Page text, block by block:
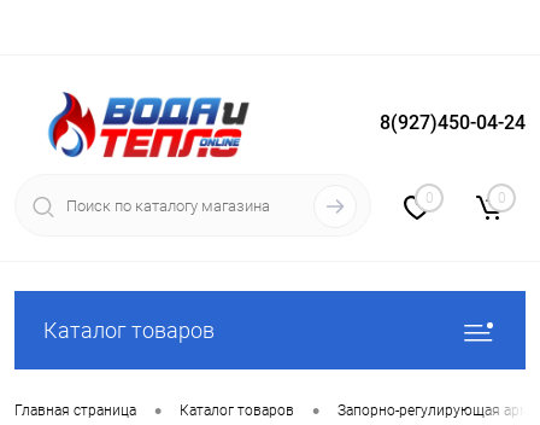
Вход Регистрация
8(927)450-04-24
0 0
Каталог товаров
Главная страница • Каталог товаров • Запорно-регулирующая